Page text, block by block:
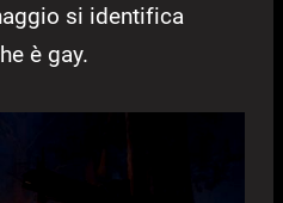
si identifica
è gay.